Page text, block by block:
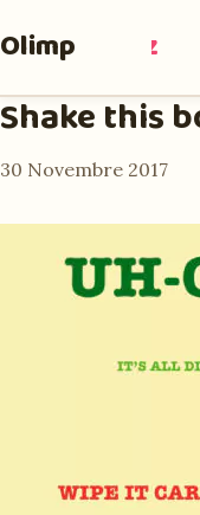
Olimpia Ruiz
Shake this
30 Novembre 2017